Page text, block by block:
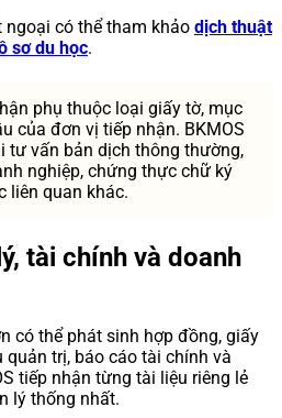
ngoại có thể tham khảo dịch thuật
sơ du học.
phụ thuộc loại giấy tờ, mục
của đơn vị tiếp nhận. BKMOS
tư vấn bản dịch thông thường,
nghiệp, chứng thực chữ ký
liên quan khác.
tài chính và doanh
có thể phát sinh hợp đồng, giấy
quản trị, báo cáo tài chính và
tiếp nhận từng tài liệu riêng lẻ
lý thống nhất.